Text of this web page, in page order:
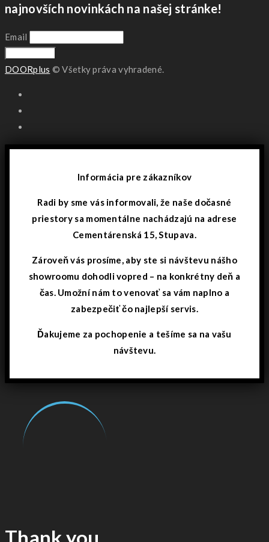
najnovších novinkách na našej stránke!
Email
DOORplus © Všetky práva vyhradené.
Informácia pre zákazníkov
Radi by sme vás informovali, že naše dočasné
priestory sa momentálne nachádzajú na adrese
Cementárenská 15, Stupava.
Zároveň vás prosíme, aby ste si návštevu nášho
showroomu dohodli vopred – na konkrétny deň a
čas. Umožní nám to venovať sa vám naplno a
zabezpečiť čo najlepší servis.
Ďakujeme za pochopenie a tešíme sa na vašu
návštevu.